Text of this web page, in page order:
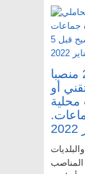
الوظيفة العمومية: توظيف 2700 منصبا
أو
المناصب